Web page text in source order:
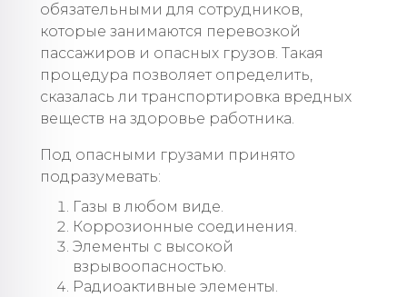
обязательными для сотрудников,
которые занимаются перевозкой
пассажиров и опасных грузов. Такая
процедура позволяет определить,
сказалась ли транспортировка вредных
веществ на здоровье работника.
Под опасными грузами принято
подразумевать:
Газы в любом виде.
Коррозионные соединения.
Элементы с высокой
взрывоопасностью.
Радиоактивные элементы.